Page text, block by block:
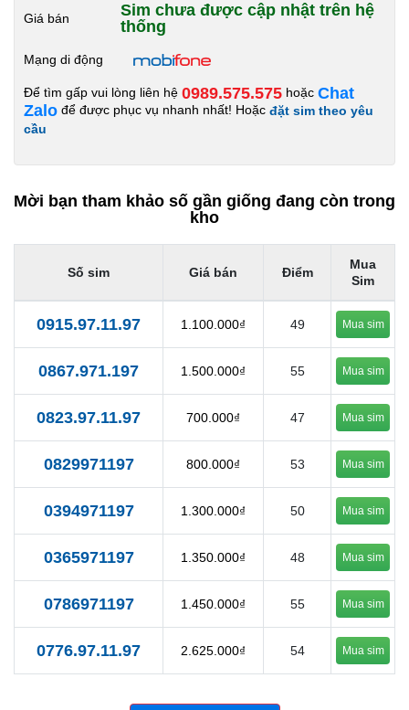
Giá bán
Sim chưa được cập nhật trên hệ
thống
Mạng di động
Để tìm gấp vui lòng liên hệ 0989.575.575 hoặc Chat
Zalo để được phục vụ nhanh nhất! Hoặc đặt sim theo yêu
cầu
Mời bạn tham khảo số gần giống đang còn trong
kho
Số sim Giá bán Điểm
Mua
Sim
0915.97.11.97 1.100.000₫ 49 Mua sim
0867.971.197 1.500.000₫ 55 Mua sim
0823.97.11.97 700.000₫ 47 Mua sim
0829971197 800.000₫ 53 Mua sim
0394971197 1.300.000₫ 50 Mua sim
0365971197 1.350.000₫ 48 Mua sim
0786971197 1.450.000₫ 55 Mua sim
0776.97.11.97 2.625.000₫ 54 Mua sim